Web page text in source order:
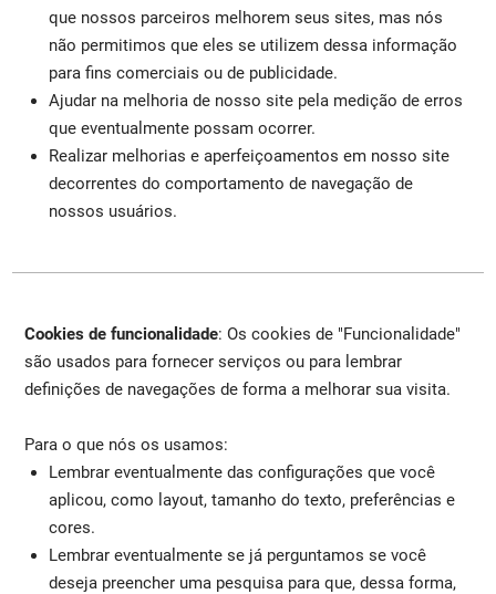
que nossos parceiros melhorem seus sites, mas nós
não permitimos que eles se utilizem dessa informação
para fins comerciais ou de publicidade.
Ajudar na melhoria de nosso site pela medição de erros
que eventualmente possam ocorrer.
Realizar melhorias e aperfeiçoamentos em nosso site
decorrentes do comportamento de navegação de
nossos usuários.
Cookies de funcionalidade: Os cookies de "Funcionalidade"
são usados para fornecer serviços ou para lembrar
definições de navegações de forma a melhorar sua visita.
Para o que nós os usamos:
Lembrar eventualmente das configurações que você
aplicou, como layout, tamanho do texto, preferências e
cores.
Lembrar eventualmente se já perguntamos se você
deseja preencher uma pesquisa para que, dessa forma,